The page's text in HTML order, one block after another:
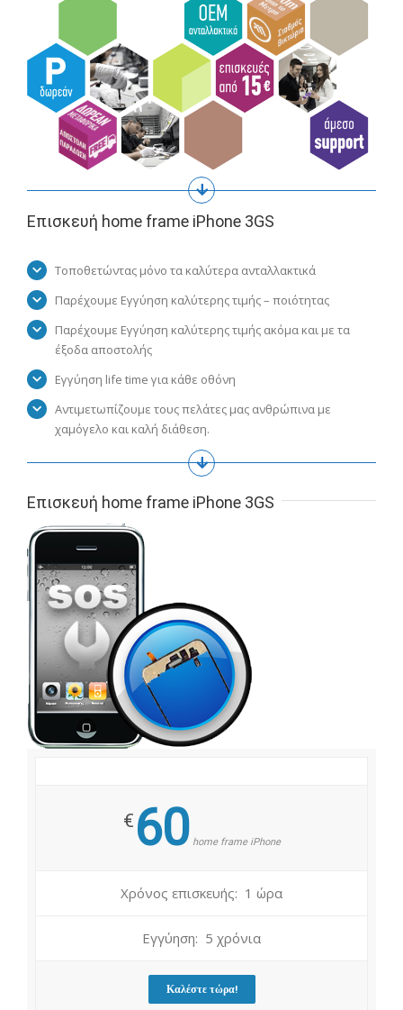
Επισκευή home frame iPhone 3GS
Τοποθετώντας μόνο τα καλύτερα ανταλλακτικά
Παρέχουμε Εγγύηση καλύτερης τιμής – ποιότητας
Παρέχουμε Εγγύηση καλύτερης τιμής ακόμα και με τα
έξοδα αποστολής
Εγγύηση life time για κάθε οθόνη
Αντιμετωπίζουμε τους πελάτες μας ανθρώπινα με
χαμόγελο και καλή διάθεση.
Επισκευή home frame iPhone 3GS
€ 60 home frame iPhone
Χρόνος επισκευής: 1 ώρα
Εγγύηση: 5 χρόνια
Καλέστε τώρα!